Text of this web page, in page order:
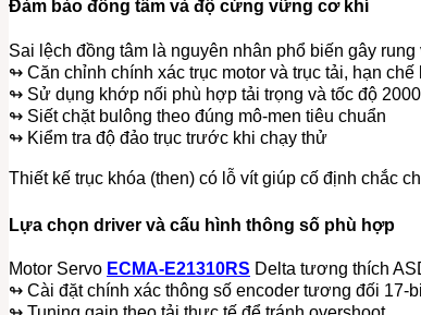
Đảm bảo đồng tâm và độ cứng vững cơ khí
Sai lệch đồng tâm là nguyên nhân phổ biến gây
↬ Căn chỉnh chính xác trục motor và trục tải, hạn chế
↬ Sử dụng khớp nối phù hợp tải trọng và tốc độ
↬ Siết chặt bulông theo đúng mô-men tiêu chuẩn
↬ Kiểm tra độ đảo trục trước khi chạy thử
Thiết kế trục khóa (then) có lỗ vít giúp cố định chắc
Lựa chọn driver và cấu hình thông số phù hợp
Motor Servo ECMA-E21310RS Delta tương thích
↬ Cài đặt chính xác thông số encoder tương đối 17-